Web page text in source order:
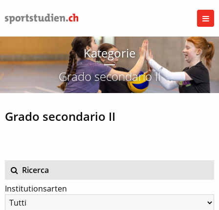
Kategorie
Grado secondario II
Grado secondario II
Ricerca
Institutionsarten